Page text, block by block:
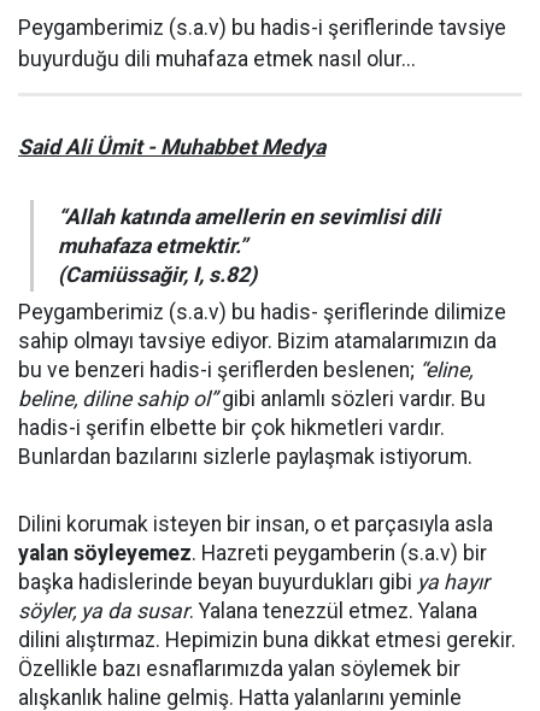
Peygamberimiz (s.a.v) bu hadis-i şeriflerinde tavsiye
buyurduğu dili muhafaza etmek nasıl olur...
Said Ali Ümit - Muhabbet Medya
“Allah katında amellerin en sevimlisi dili
muhafaza etmektir.”
(Camiüssağir, I, s.82)
Peygamberimiz (s.a.v) bu hadis- şeriflerinde dilimize
sahip olmayı tavsiye ediyor. Bizim atamalarımızın da
bu ve benzeri hadis-i şeriflerden beslenen; “eline,
beline, diline sahip ol”gibi anlamlı sözleri vardır. Bu
hadis-i şerifin elbette bir çok hikmetleri vardır.
Bunlardan bazılarını sizlerle paylaşmak istiyorum.
Dilini korumak isteyen bir insan, o et parçasıyla asla
yalan söyleyemez. Hazreti peygamberin (s.a.v) bir
başka hadislerinde beyan buyurdukları gibi ya hayır
söyler, ya da susar. Yalana tenezzül etmez. Yalana
dilini alıştırmaz. Hepimizin buna dikkat etmesi gerekir.
Özellikle bazı esnaflarımızda yalan söylemek bir
alışkanlık haline gelmiş. Hatta yalanlarını yeminle